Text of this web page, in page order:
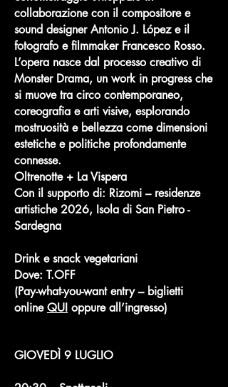
collaborazione con il compositore e
sound designer Antonio J. López e il
fotografo e filmmaker Francesco Rosso.
L’opera nasce dal processo creativo di
Monster Drama, un work in progress che
si muove tra circo contemporaneo,
coreografia e arti visive, esplorando
mostruosità e bellezza come dimensioni
estetiche e politiche profondamente
connesse.
Oltrenotte + La Vispera
Con il supporto di: Rizomi – residenze
artistiche 2026, Isola di San Pietro -
Sardegna
Drink e snack vegetariani
Dove: T.OFF
(Pay-what-you-want entry – biglietti
onlineQUI oppure all’ingresso)
GIOVEDÌ 9 LUGLIO